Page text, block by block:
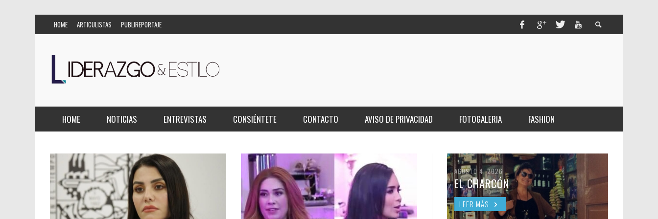
HOME ARTICULISTAS PUBLIREPORTAJE
HOME NOTICIAS ENTREVISTAS CONSIÉNTETE CONTACTO AVISO DE PRIVACIDAD FOTOGALERIA FASHION
AGOSTO 4, 2026
EL CHARCÓN
LEER MÁS